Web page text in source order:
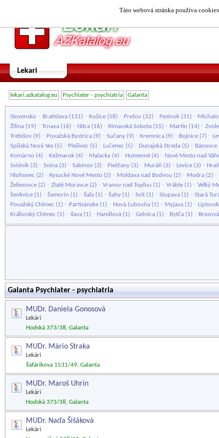
Táto webová stránka používa
Lekari
lekari.azkatalog.eu Psychiater - psychiatria Galanta
Slovensko - Bratislava (131) - Košice (58) - Prešov (32) - Pezinok (31) -
Žilina (19) - Trnava (16) - Nitra (16) - Rimavská Sobota (15) - Martin (14) -
Trebišov (9) - Považská Bystrica (9) - Sučany (9) - Kremnica (9) - Bojnice (7) -
Spišská Nová Ves (5) - Plešivec (5) - Lučenec (5) - Dunajská Streda (5) - Bánovce
Komárno (4) - Kežmarok (4) - Malacky (4) - Humenné (4) - Nové Mesto nad
Svidník (3) - Snina (3) - Sabinov (3) - Piešťany (3) - Muráň (3) - Levice (3) - Hraň
Hlohovec (2) - Kysucké Nové Mesto (2) - Moldava nad Bodvou (2) - Modra (2) -
Želiezovce (2) - Zlaté Moravce (2) - Vranov nad Topľou (1) - Vráble (1) - Veľký
Šenkvice (1) - Šamorín (1) - Šaľa (1) - Šahy (1) - Svit (1) - Stupava (1) - Stará
Považský Chlmec (1) - Partizánske (1) - Nová Ľubovňa (1) - Myjava (1) -
Kráľovský Chlmec (1) - Ilava (1) - Handlová (1) - Gelnica (1) - Bytča (1) -
Galanta Psychiater - psychiatria
MUDr. Daniela Gonosová
Lekári
Hodská 373/38, Galanta
MUDr. Mário Straka
Lekári
Šafárikova 1531/49, Galanta
MUDr. Maroš Uhrin
Lekári
Hodská 373/38, Galanta
MUDr. Naďa Šišáková
Lekári